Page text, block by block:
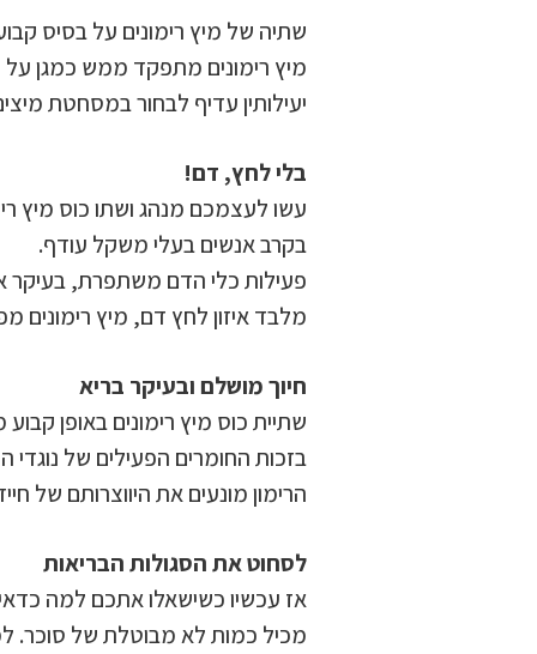
שתיה של מיץ רימונים על בסיס
מיץ רימונים מתפקד ממש כמגן על
יעילותין עדיף לבחור במסחטת
בלי לחץ, דם!
עשו לעצמכם מנהג ושתו כוס מיץ
בקרב אנשים בעלי משקל עודף.
פעילות כלי הדם משתפרת, בעיקר
מלבד איזון לחץ דם, מיץ רימונים
חיוך מושלם ובעיקר בריא
שתיית כוס מיץ רימונים באופן
בזכות החומרים הפעילים של נוגדי
הרימון מונעים את היווצרותם של
לסחוט את הסגולות הבריאות
אז עכשיו כשישאלו אתכם למה
מכיל כמות לא מבוטלת של סוכר.